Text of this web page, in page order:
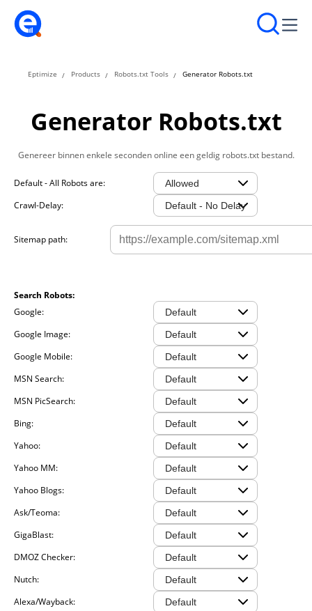
Eptimize Products Robots.txt Tools Generator Robots.txt
Generator Robots.txt
Genereer binnen enkele seconden online een geldig robots.txt bestand.
Default - All Robots are:
Crawl-Delay:
Sitemap path:
Search Robots:
Google:
Google Image:
Google Mobile:
MSN Search:
MSN PicSearch:
Bing:
Yahoo:
Yahoo MM:
Yahoo Blogs:
Ask/Teoma:
GigaBlast:
DMOZ Checker:
Nutch:
Alexa/Wayback: